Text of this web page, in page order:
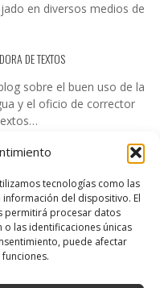
tecnologías como las
del dispositivo. El
permitirá procesar datos
las identificaciones únicas
puede afectar
en diversos medios de
DE TEXTOS
sobre el buen uso de la
y el oficio de corrector